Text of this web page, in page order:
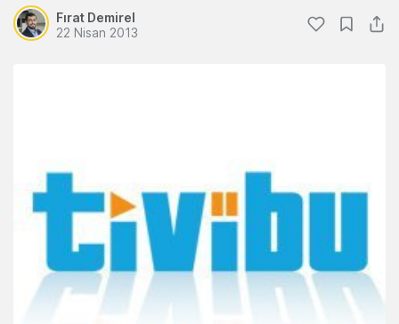
Fırat Demirel
22 Nisan 2013